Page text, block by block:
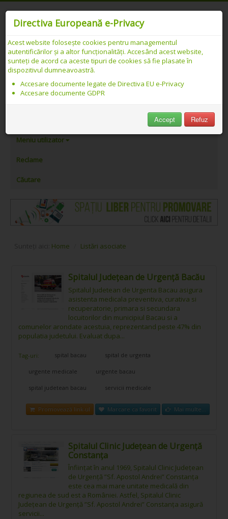
Catalog web SEO PREMIUM Românesc -
Link-uri asociate cu „servicii medicale”
Meniu utilizator
Reclame
Căutare
Home Listări asociate
Spitalul Județean de Urgență Bacău
Spitalul Judetean de Urgenta Bacau asigura
asistenta medicala preventiva, curativa si
recuperatorie, primara si secundara
locuitorilor din municipiul Bacau si a
comunelor arondate acestuia, reprezentand peste 47% din
populatia judetului. Evaluat dupa...
Tag-uri: spital bacau spital de urgenta
urgente medicale urgente bacau
spital judetean bacau servicii medicale
Promovează link-ul Marcare ca favorit Mai multe...
Spitalul Clinic Județean de Urgență
Constanța
Înfiinţat în anul 1969, Spitalul Clinic Judeţean
de Urgenţă ”Sf. Apostol Andrei” Constanţa
este cea mai mare unitate medicală din
regiunea de sud est a României. Astfel, Spitalul Clinic
Judeţean de Urgenţă ”Sf. Apostol Andrei” Constanţa asigură
servicii...
Directiva Europeană e-Privacy
Acest website folosește cookies pentru managementul
autentificărilor și a altor funcționalități. Accesând acest website,
sunteți de acord ca aceste tipuri de cookies să fie plasate în
dispozitivul dumneavoastră.
Accesare documente legate de Directiva EU e-Privacy
Accesare documente GDPR
Accept Refuz